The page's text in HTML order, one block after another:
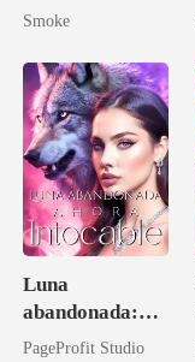
del Marte
Smoke
Luna
abandonada:
Ahora intocable
PageProfit Studio